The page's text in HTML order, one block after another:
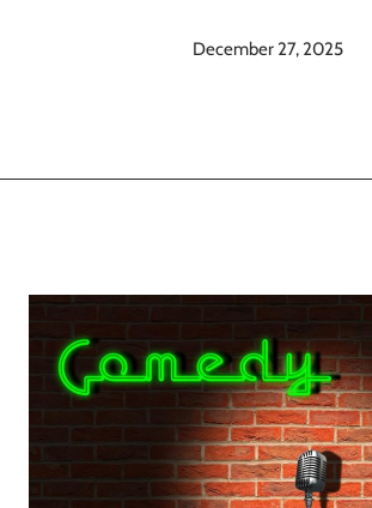
December 27, 2025